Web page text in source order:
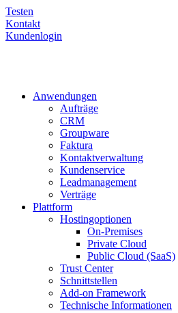
Testen
Kontakt
Kundenlogin
Anwendungen
Aufträge
CRM
Groupware
Faktura
Kontaktverwaltung
Kundenservice
Leadmanagement
Verträge
Plattform
Hostingoptionen
On-Premises
Private Cloud
Public Cloud (SaaS)
Trust Center
Schnittstellen
Add-on Framework
Technische Informationen